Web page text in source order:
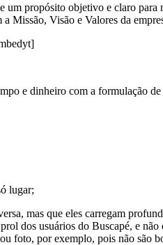
propósito objetivo e claro
Missão, Visão e Valores da
e dinheiro com a formulação
lugar;
mas que eles carregam
dos usuários do Buscapé, e
foto, por exemplo, pois não são